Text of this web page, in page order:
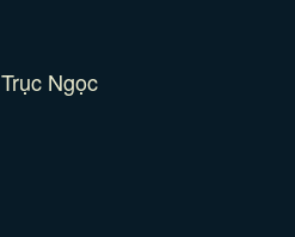
Trục Ngọc